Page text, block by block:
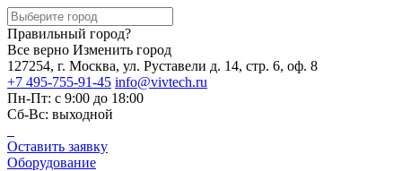
Правильный город?
Все верно Изменить город
127254, г. Москва, ул. Руставели д. 14, стр. 6, оф. 8
+7 495-755-91-45 info@vivtech.ru
Пн-Пт: с 9:00 до 18:00
Сб-Вс: выходной
Оставить заявку
Оборудование